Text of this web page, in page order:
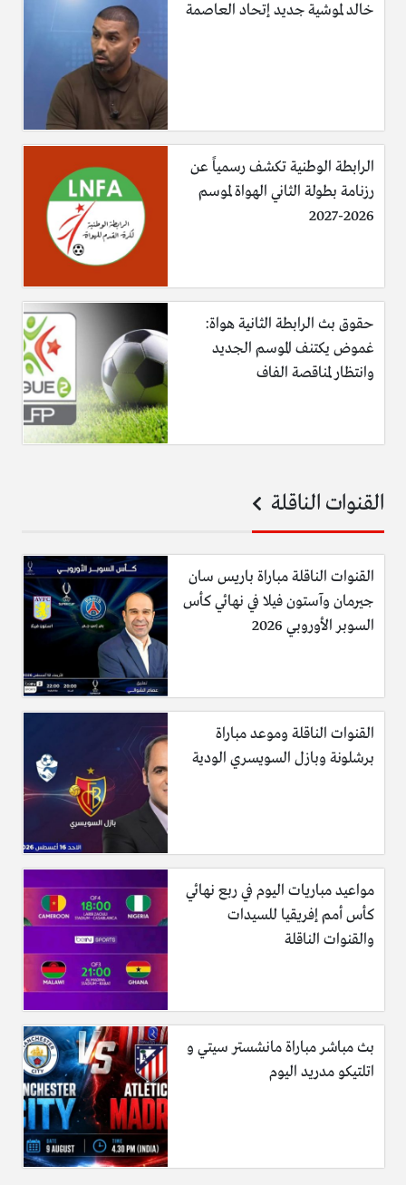
خالد لموشية جديد إتحاد العاصمة
الرابطة الوطنية تكشف رسمياً عن
رزنامة بطولة الثاني الهواة لموسم
2026-2027
حقوق بث الرابطة الثانية هواة:
غموض يكتنف الموسم الجديد
وانتظار لمناقصة الفاف
القنوات الناقلة
القنوات الناقلة مباراة باريس سان
جيرمان وآستون فيلا في نهائي كأس
السوبر الأوروبي 2026
القنوات الناقلة وموعد مباراة
برشلونة وبازل السويسري الودية
مواعيد مباريات اليوم في ربع نهائي
كأس أمم إفريقيا للسيدات
والقنوات الناقلة
بث مباشر مباراة مانشستر سيتي و
اتلتيكو مدريد اليوم